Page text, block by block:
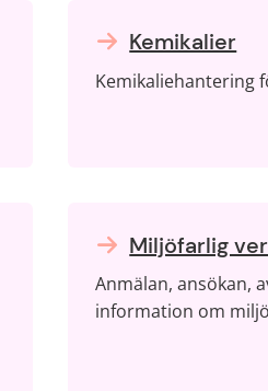
Kemikalier
Kemikaliehantering
Miljöfarlig
Anmälan, ansökan,
information om